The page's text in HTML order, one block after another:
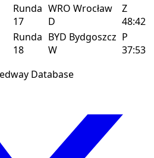
Runda
17
WRO Wrocław
D
Z
48:42
Runda
18
BYD Bydgoszcz
W
P
37:53
Database